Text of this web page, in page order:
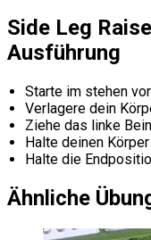
Side Leg
Ausführung
Starte im stehen
Verlagere dein
Ziehe das linke
Halte deinen
Halte die
Ähnliche